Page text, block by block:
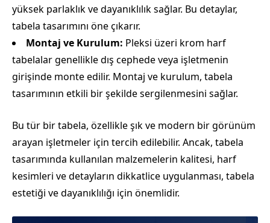
yüksek parlaklık ve dayanıklılık sağlar. Bu detaylar,
tabela tasarımını öne çıkarır.
Montaj ve Kurulum: Pleksi üzeri krom harf
tabelalar genellikle dış cephede veya işletmenin
girişinde monte edilir. Montaj ve kurulum, tabela
tasarımının etkili bir şekilde sergilenmesini sağlar.
Bu tür bir tabela, özellikle şık ve modern bir görünüm
arayan işletmeler için tercih edilebilir. Ancak, tabela
tasarımında kullanılan malzemelerin kalitesi, harf
kesimleri ve detayların dikkatlice uygulanması, tabela
estetiği ve dayanıklılığı için önemlidir.